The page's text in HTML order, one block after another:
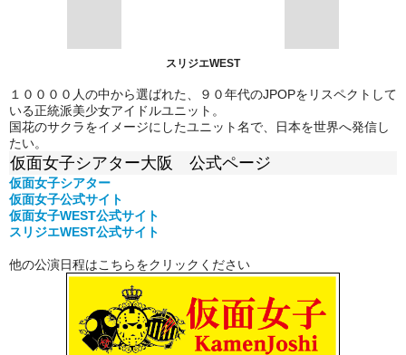
スリジエWEST
１００００人の中から選ばれた、９０年代のJPOPをリスペクトして
いる正統派美少女アイドルユニット。
国花のサクラをイメージにしたユニット名で、日本を世界へ発信し
たい。
仮面女子シアター大阪 公式ページ
仮面女子シアター
仮面女子公式サイト
仮面女子WEST公式サイト
スリジエWEST公式サイト
他の公演日程はこちらをクリックください